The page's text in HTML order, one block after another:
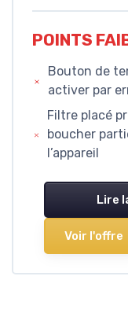
POINTS
Bouton de
activer par
Filtre placé
boucher
l’appareil
Lire
Voir l'offre